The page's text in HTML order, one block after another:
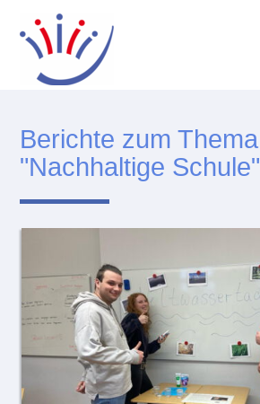
Suchbegriffe
Berichte zum Thema
"Nachhaltige Schule"